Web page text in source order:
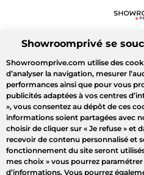
Showroomprivé se
Showroomprive.com utilise des
d’analyser la navigation, mesurer
performances ainsi que pour vous
publicités adaptées à vos centres
», vous consentez au dépôt de ces
informations soient partagées avec
choisir de cliquer sur « Je refuse » et
recevoir de contenu personnalisé et
fonctionnement du site seront
mes choix » vous pourrez
d’informations. Vous pourrez